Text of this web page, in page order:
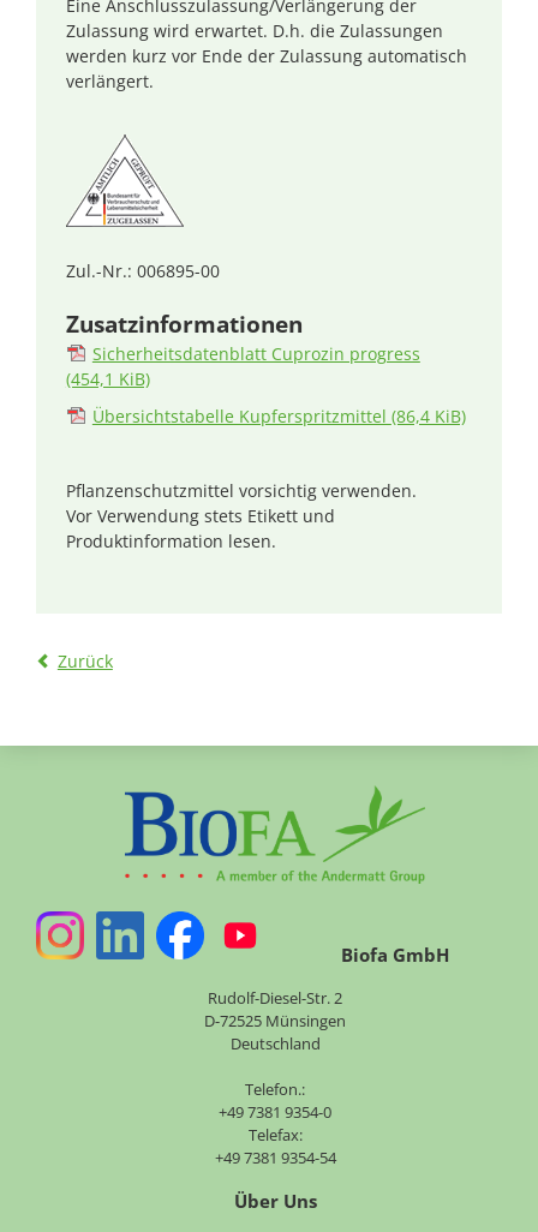
Eine Anschlusszulassung/Verlängerung der
Zulassung wird erwartet. D.h. die Zulassungen
werden kurz vor Ende der Zulassung automatisch
verlängert.
Zul.-Nr.: 006895-00
Zusatzinformationen
Sicherheitsdatenblatt Cuprozin progress
(454,1 KiB)
Übersichtstabelle Kupferspritzmittel (86,4 KiB)
Pflanzenschutzmittel vorsichtig verwenden.
Vor Verwendung stets Etikett und
Produktinformation lesen.
Zurück
Biofa GmbH
Rudolf-Diesel-Str. 2
D-72525 Münsingen
Deutschland
Telefon.:
+49 7381 9354-0
Telefax:
+49 7381 9354-54
Über Uns